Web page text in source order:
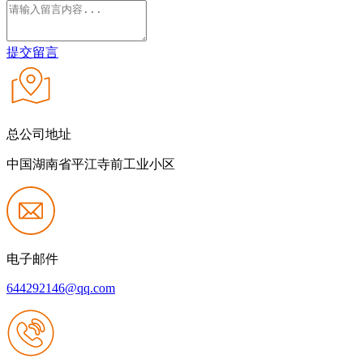
提交留言
总公司地址
中国湖南省平江寺前工业小区
电子邮件
644292146@qq.com